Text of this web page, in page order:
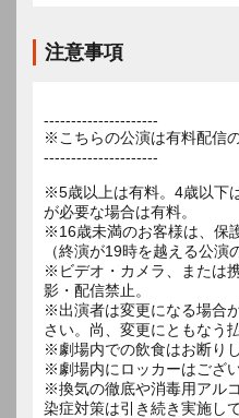
注意事項
---------------------
※こちらの公演は有料配信
---------------------
※5歳以上は有料。4歳以下
が必要な場合は有料。
※16歳未満のお客様は、保
（終演が19時を越える公演
※ビデオ・カメラ、または
影・配信禁止。
※出演者は変更になる場合
さい。尚、変更にともなう
※劇場内での飲食はお断り
※劇場内にロッカーはござい
※換気の徹底や消毒用アル
染症対策は引き続き実施し